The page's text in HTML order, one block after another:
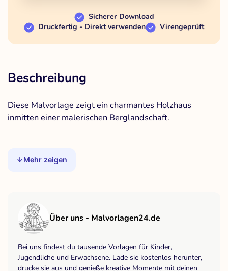
Sicherer Download
Druckfertig - Direkt verwenden
Virengeprüft
Beschreibung
Diese Malvorlage zeigt ein charmantes Holzhaus
inmitten einer malerischen Berglandschaft.
Mehr zeigen
Über uns - Malvorlagen24.de
Bei uns findest du tausende Vorlagen für Kinder,
Jugendliche und Erwachsene. Lade sie kostenlos herunter,
drucke sie aus und genieße kreative Momente mit deinen